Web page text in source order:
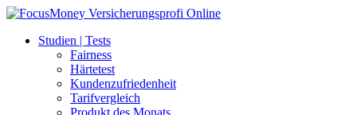
Studien | Tests
Fairness
Härtetest
Kundenzufriedenheit
Tarifvergleich
Produkt des Monats